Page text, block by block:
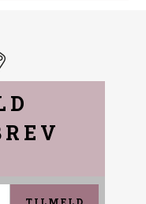
TILMELD